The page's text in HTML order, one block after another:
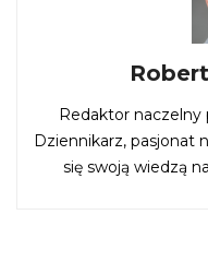
Redaktor naczelny
Dziennikarz, pasjonat
się swoją wiedzą